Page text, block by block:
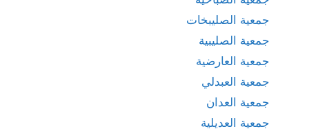
جمعية الصليبخات
جمعية الصليبية
جمعية العارضية
جمعية العبدلي
جمعية العدان
جمعية العديلية